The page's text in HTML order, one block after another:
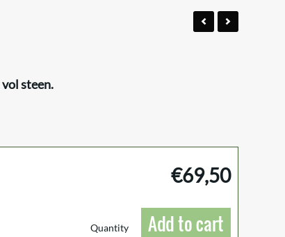
steen.
€69,50
Quantity Add to cart